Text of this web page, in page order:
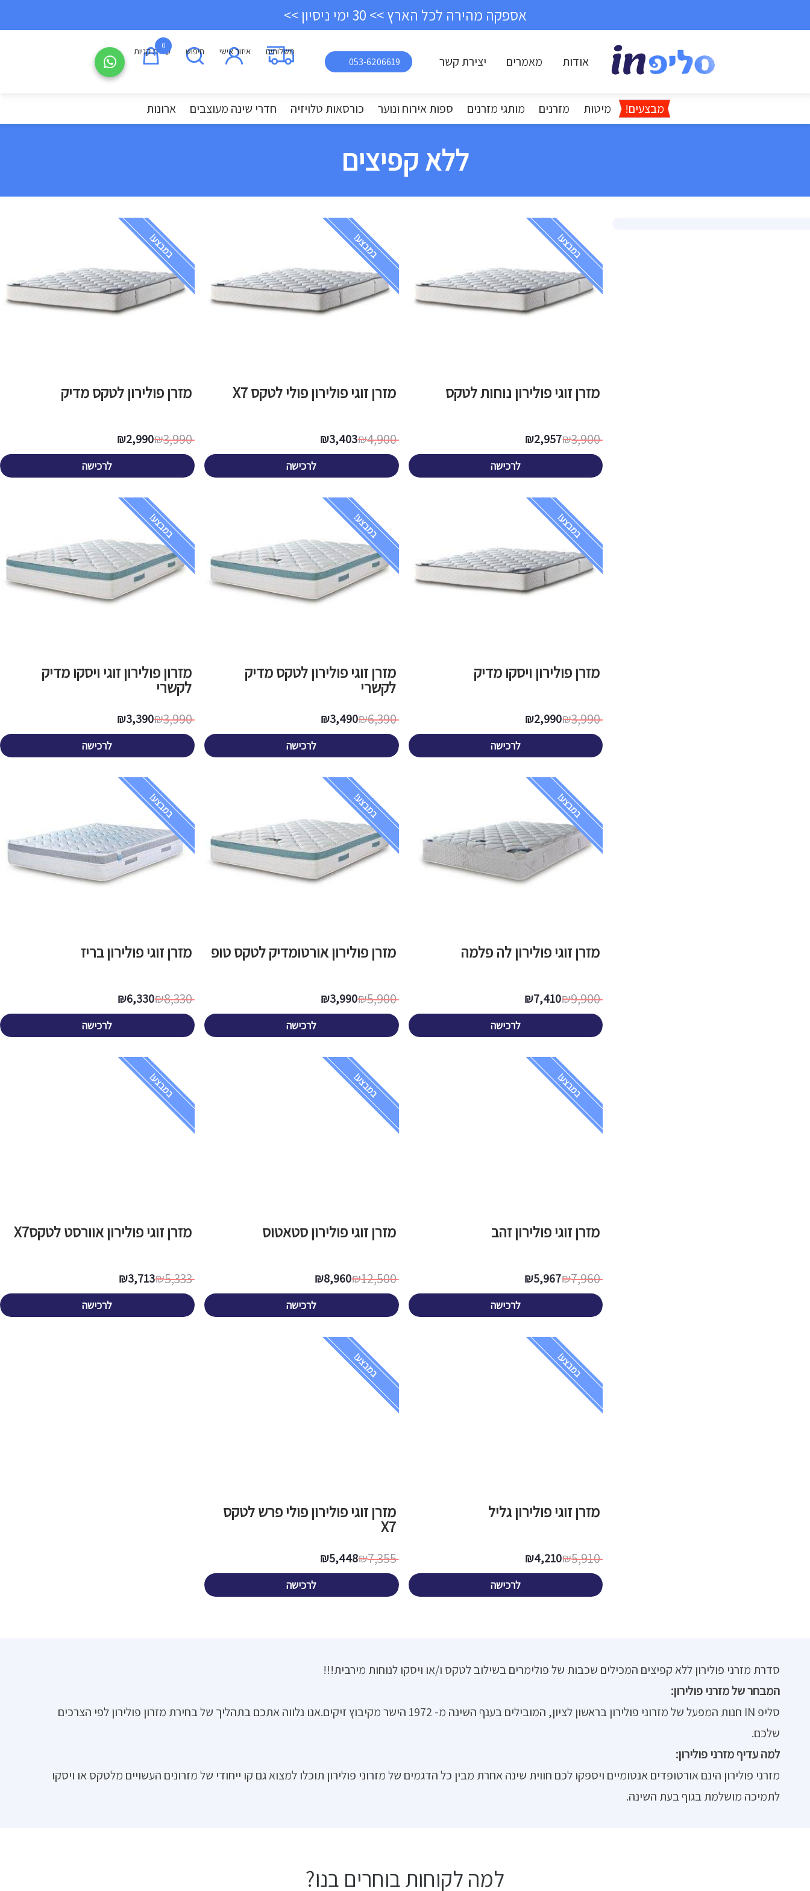
אספקה מהירה לכל הארץ >> 30 ימי ניסיון >>
אודות מאמרים יצירת קשר 053-6206619
משלוחים איזור אישי חיפוש 0
עגלת קניות
מבצעים! מיטות מזרנים מותגי מזרנים ספות אירוח ונוער כורסאות טלויזיה חדרי שינה מעוצבים ארונות
ללא קפיצים
במבצע!
מזרן זוגי פולירון נוחות לטקס
3,900
₪
2,957
₪
לרכישה
במבצע!
מזרן זוגי פולירון פולי לטקס X7
4,900
₪
3,403
₪
לרכישה
במבצע!
מזרן פולירון לטקס מדיק
3,990
₪
2,990
₪
לרכישה
במבצע!
מזרן פולירון ויסקו מדיק
3,990
₪
2,990
₪
לרכישה
במבצע!
מזרן זוגי פולירון לטקס מדיק
לקשרי
6,390
₪
3,490
₪
לרכישה
במבצע!
מזרון פולירון זוגי ויסקו מדיק
לקשרי
3,990
₪
3,390
₪
לרכישה
במבצע!
מזרן זוגי פולירון לה פלמה
9,900
₪
7,410
₪
לרכישה
במבצע!
מזרן פולירון אורטומדיק לטקס טופ
5,900
₪
3,990
₪
לרכישה
במבצע!
מזרן זוגי פולירון בריז
8,330
₪
6,330
₪
לרכישה
במבצע!
מזרן זוגי פולירון זהב
7,960
₪
5,967
₪
לרכישה
במבצע!
מזרן זוגי פולירון סטאטוס
12,500
₪
8,960
₪
לרכישה
במבצע!
מזרן זוגי פולירון אוורסט לטקסX7
5,333
₪
3,713
₪
לרכישה
במבצע!
מזרן זוגי פולירון גליל
5,910
₪
4,210
₪
לרכישה
במבצע!
מזרן זוגי פולירון פולי פרש לטקס
X7
7,355
₪
5,448
₪
לרכישה
סדרת מזרני פולירון ללא קפיצים המכילים שכבות של פולימרים בשילוב לטקס ו/או ויסקו לנוחות מירבית!!!
המבחר של מזרני פולירון:
סליפ IN חנות המפעל של מזרוני פולירון בראשון לציון, המובילים בענף השינה מ- 1972 הישר מקיבוץ זיקים.אנו נלווה אתכם בתהליך של בחירת מזרון פולירון לפי הצרכים
שלכם.
למה עדיף מזרני פולירון:
מזרני פולירון הינם אורטופדים אנטומיים ויספקו לכם חווית שינה אחרת מבין כל הדגמים של מזרוני פולירון תוכלו למצוא גם קו ייחודי של מזרונים העשויים מלטקס או ויסקו
לתמיכה מושלמת בגוף בעת השינה.
למה לקוחות בוחרים בנו?